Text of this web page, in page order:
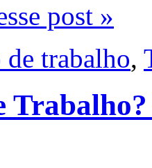
post »
trabalho,